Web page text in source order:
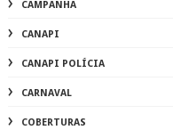
CORONAVIRUS
CORONAVIRUS ALAGOAS
CULTURA
CURIOSIDADES
DATAS COMEMORATIVAS